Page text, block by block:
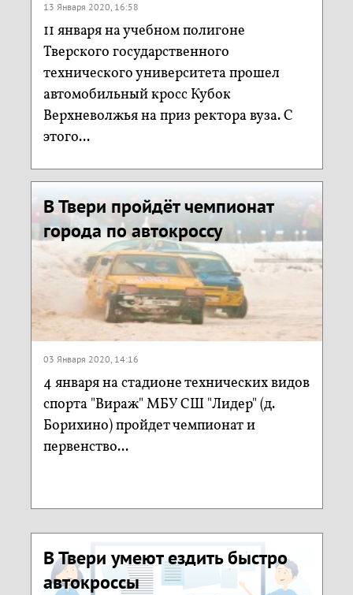
13 Января 2020, 16:58
11 января на учебном полигоне
Тверского государственного
технического университета прошел
автомобильный кросс Кубок
Верхневолжья на приз ректора вуза. С
этого...
В Твери пройдёт чемпионат
города по автокроссу
03 Января 2020, 14:16
4 января на стадионе технических видов
спорта "Вираж" МБУ СШ "Лидер" (д.
Борихино) пройдет чемпионат и
первенство...
В Твери умеют ездить быстро
автокроссы